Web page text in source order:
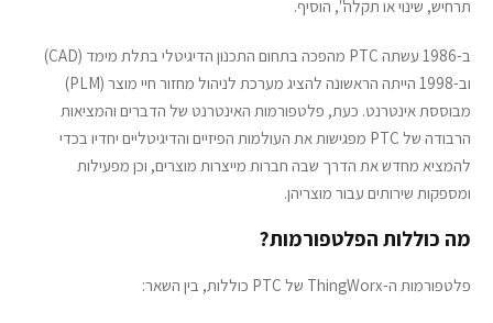
תרחיש, שינוי או תקלה", הוסיף.
ב-1986 עשתה PTC מהפכה בתחום התכנון הדיגיטלי בתלת מימד (CAD)
וב-1998 הייתה הראשונה להציג מערכת לניהול מחזור חיי מוצר (PLM)
מבוססת אינטרנט. כעת, פלטפורמות האינטרנט של הדברים והמציאות
הרבודה של PTC מפגישות את העולמות הפיזיים והדיגיטליים יחדיו בכדי
להמציא מחדש את הדרך שבה חברות מייצרות מוצרים, וכן מפעילות
ומספקות שירותים עבור מוצריהן.
מה כוללות הפלטפורמות?
פלטפורמות ה-ThingWorx של PTC כוללות, בין השאר: